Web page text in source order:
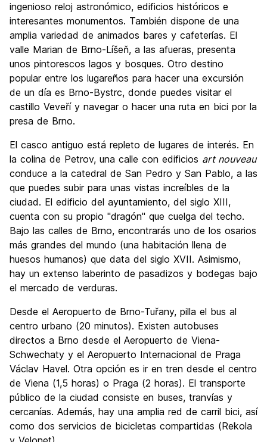
ingenioso reloj astronómico, edificios históricos e
interesantes monumentos. También dispone de una
amplia variedad de animados bares y cafeterías. El
valle Marian de Brno-Líšeň, a las afueras, presenta
unos pintorescos lagos y bosques. Otro destino
popular entre los lugareños para hacer una excursión
de un día es Brno-Bystrc, donde puedes visitar el
castillo Veveří y navegar o hacer una ruta en bici por la
presa de Brno.
El casco antiguo está repleto de lugares de interés. En
la colina de Petrov, una calle con edificios art nouveau
conduce a la catedral de San Pedro y San Pablo, a las
que puedes subir para unas vistas increíbles de la
ciudad. El edificio del ayuntamiento, del siglo XIII,
cuenta con su propio "dragón" que cuelga del techo.
Bajo las calles de Brno, encontrarás uno de los osarios
más grandes del mundo (una habitación llena de
huesos humanos) que data del siglo XVII. Asimismo,
hay un extenso laberinto de pasadizos y bodegas bajo
el mercado de verduras.
Desde el Aeropuerto de Brno-Tuřany, pilla el bus al
centro urbano (20 minutos). Existen autobuses
directos a Brno desde el Aeropuerto de Viena-
Schwechaty y el Aeropuerto Internacional de Praga
Václav Havel. Otra opción es ir en tren desde el centro
de Viena (1,5 horas) o Praga (2 horas). El transporte
público de la ciudad consiste en buses, tranvías y
cercanías. Además, hay una amplia red de carril bici, así
como dos servicios de bicicletas compartidas (Rekola